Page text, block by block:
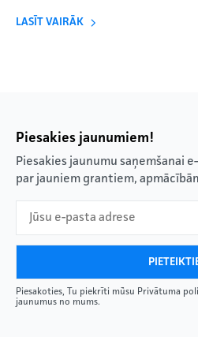
LASĪT VAIRĀK
Piesakies jaunumiem!
Piesakies jaunumu saņemšanai
par jauniem grantiem,
Piesakoties, Tu piekrīti mūsu Privātuma
jaunumus no mums.